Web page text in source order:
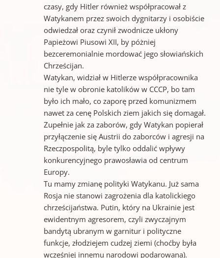
czasy, gdy Hitler również współpracował z
Watykanem przez swoich dygnitarzy i osobiście
odwiedzał oraz czynił zwodnicze ukłony
Papieżowi Piusowi XII, by póżniej
bezceremonialnie mordować jego słowiańskich
Chrześcijan.
Watykan, widział w Hitlerze współpracownika
nie tyle w obronie katolików w CCCP, bo tam
było ich mało, co zaporę przed komunizmem
nawet za cenę Polskich ziem jakich się domagał.
Zupełnie jak za zaborów, gdy Watykan popierał
przyłączenie się Austrii do zaborców i agresji na
Rzeczpospolitą, byle tylko oddalić wpływy
konkurencyjnego prawosławia od centrum
Europy.
Tu mamy zmianę polityki Watykanu. Już sama
Rosja nie stanowi zagrożenia dla katolickiego
chrześcijaństwa. Putin, który na Ukrainie jest
ewidentnym agresorem, czyli zwyczajnym
bandytą ubranym w garnitur i polityczne
funkcje, złodziejem cudzej ziemi (choćby była
wcześniej innemu narodowi podarowana).